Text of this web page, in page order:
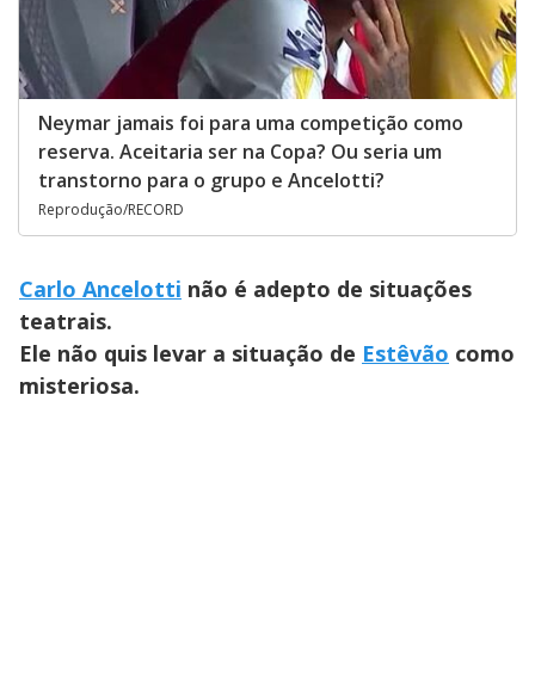
Neymar jamais foi para uma competição como
reserva. Aceitaria ser na Copa? Ou seria um
transtorno para o grupo e Ancelotti?
Reprodução/RECORD
Carlo Ancelotti não é adepto de situações
teatrais.
Ele não quis levar a situação de Estêvão como
misteriosa.